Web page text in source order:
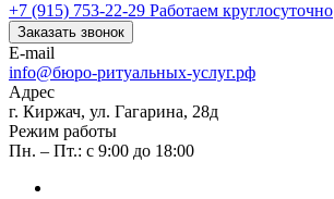
+7 (915) 753-22-29 Работаем круглосуточно
Заказать звонок
E-mail
info@бюро-ритуальных-услуг.рф
Адрес
г. Киржач, ул. Гагарина, 28д
Режим работы
Пн. – Пт.: с 9:00 до 18:00